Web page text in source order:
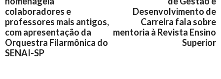
colaboradores e
professores mais antigos,
com apresentação da
Orquestra Filarmônica do
SENAI-SP
Desenvolvimento de
Carreira fala sobre
mentoria à Revista Ensino
Superior